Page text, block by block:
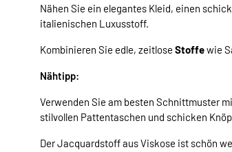
Nähen Sie ein elegantes Kleid, einen
italienischen Luxusstoff.
Kombinieren Sie edle, zeitlose Stoffewie
Nähtipp:
Verwenden Sie am besten Schnittmuster
stilvollen Pattentaschen und schicken
Der Jacquardstoff aus Viskose ist schön